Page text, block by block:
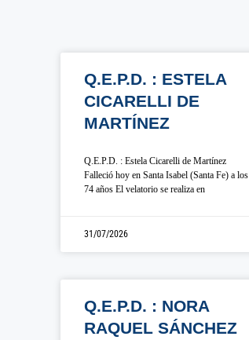
Q.E.P.D. : ESTELA
CICARELLI DE
MARTÍNEZ
Q.E.P.D. : Estela Cicarelli de Martínez
Falleció hoy en Santa Isabel (Santa Fe) a los
74 años El velatorio se realiza en
31/07/2026
Q.E.P.D. : NORA
RAQUEL SÁNCHEZ